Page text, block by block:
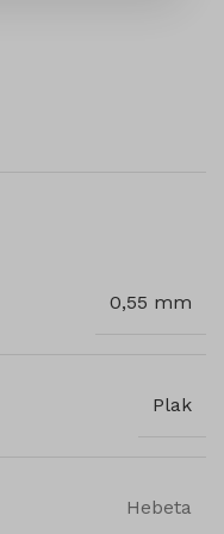
0,55 mm
Plak
Hebeta